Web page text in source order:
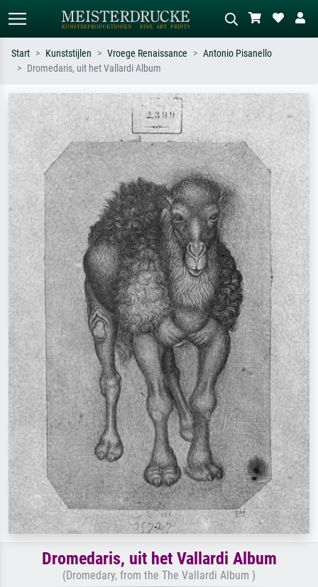
Zoek op kunstenaar, titel of stijl – bijv.
Monet, Sterrennacht, impressionisme,
Hokusai-golf, naakt.
Beschrijf de scène – bijv. groene
weide, abstract met veel rood, donker
olieverfschilderij, staand naakt naast
een boom.
Start Kunststijlen Vroege Renaissance
Antonio Pisanello
Dromedaris, uit het Vallardi Album
Dromedaris, uit het Vallardi Album
(Dromedary, from the The Vallardi Album )